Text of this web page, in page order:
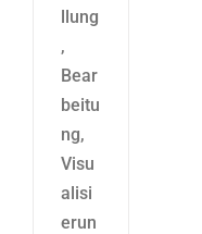
llung
,
Bear
beitu
ng,
Visu
alisi
erun